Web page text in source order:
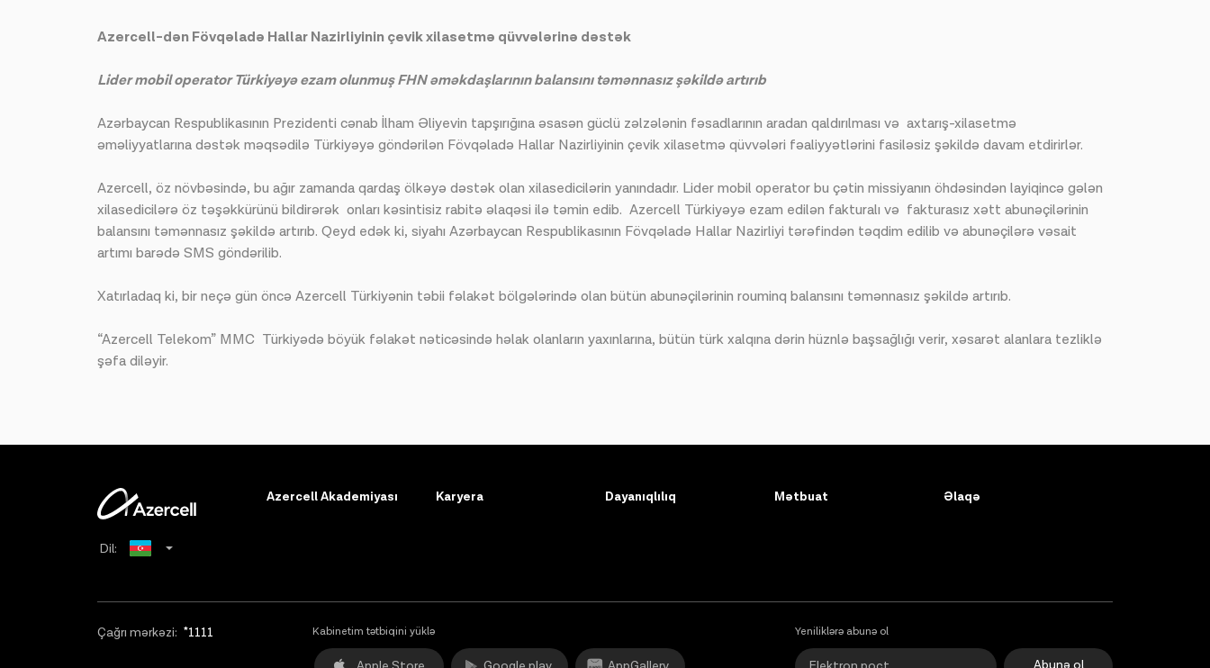
Azercell-dən Fövqəladə Hallar Nazirliyinin çevik xilasetmə qüvvələrinə dəstək
Lider mobil operator Türkiyəyə ezam olunmuş FHN əməkdaşlarının balansını təmənnasız şəkildə artırıb
Azərbaycan Respublikasının Prezidenti cənab İlham Əliyevin tapşırığına əsasən güclü zəlzələnin fəsadlarının aradan qaldırılması və axtarış-xilasetmə
əməliyyatlarına dəstək məqsədilə Türkiyəyə göndərilən Fövqəladə Hallar Nazirliyinin çevik xilasetmə qüvvələri fəaliyyətlərini fasiləsiz şəkildə davam etdirirlər.
Azercell, öz növbəsində, bu ağır zamanda qardaş ölkəyə dəstək olan xilasedicilərin yanındadır. Lider mobil operator bu çətin missiyanın öhdəsindən layiqincə gələn
xilasedicilərə öz təşəkkürünü bildirərək onları kəsintisiz rabitə əlaqəsi ilə təmin edib. Azercell Türkiyəyə ezam edilən fakturalı və fakturasız xətt abunəçilərinin
balansını təmənnasız şəkildə artırıb. Qeyd edək ki, siyahı Azərbaycan Respublikasının Fövqəladə Hallar Nazirliyi tərəfindən təqdim edilib və abunəçilərə vəsait
artımı barədə SMS göndərilib.
Xatırladaq ki, bir neçə gün öncə Azercell Türkiyənin təbii fəlakət bölgələrində olan bütün abunəçilərinin rouminq balansını təmənnasız şəkildə artırıb.
“Azercell Telekom” MMC Türkiyədə böyük fəlakət nəticəsində həlak olanların yaxınlarına, bütün türk xalqına dərin hüznlə başsağlığı verir, xəsarət alanlara tezliklə
şəfa diləyir.
Dil:
English
Azercell Akademiyası Karyera Dayanıqlılıq Mətbuat Əlaqə
Çağrı mərkəzi: *1111 Kabinetim tətbiqini yüklə Yeniliklərə abunə ol